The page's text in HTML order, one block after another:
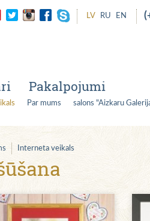
LV RU EN
Pakalpojumi
Par mums salons "Aizkaru
Interneta veikals